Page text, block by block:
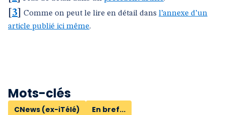
3 Comme on peut le lire en détail dans l’annexe d’un
article publié ici même.
Mots-clés
CNews (ex-iTélé)
En bref...